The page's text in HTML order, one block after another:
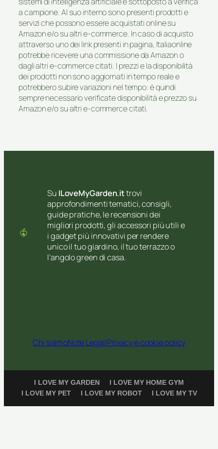
a campione. Al suo interno sono presenti prodotti e
servizi che possono essere acquistati online su
Amazon e/o su altri e-commerce. In caso di acquisto
attraverso uno dei link presenti in pagina, Italiaonline
potrebbe ricevere una commissione da Amazon o
dagli altri e-commerce citati. I prezzi e la disponibilità
dei prodotti non sono aggiornati in tempo reale e
potrebbero subire variazioni nel tempo: è quindi
sempre necessario verificate disponibilità e prezzo su
Amazon e/o su altri e-commerce citati.
Su ILoveMyGarden.ittrovi
approfondimenti tematici, consigli,
guide pratiche, le recensioni dei
migliori prodotti, gli accessori più utili e
i gadget più innovativi per rendere
unico il tuo giardino, il tuo terrazzo o
l’angolo green di casa.
Chi siamoNote LegaliPrivacy e cookie policy
I LOVE MY GARDEN
I LOVE MY HOME GYM
I LOVE MY PET
I LOVE MY ROBOT I LOVE MY TV